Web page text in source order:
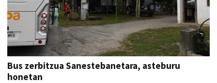
Bus zerbitzua Sanestebanetara, asteburu
honetan